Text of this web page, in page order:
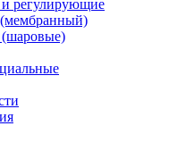
регулирующие